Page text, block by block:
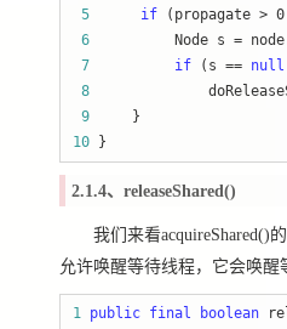
5
if (propagate >
6
          Node s =
7
if (s == null
8
9
10 }
2.1.4、releaseShared()
我们来看acquireShared()的
允许唤醒等待线程，它会唤
1 public final boolean